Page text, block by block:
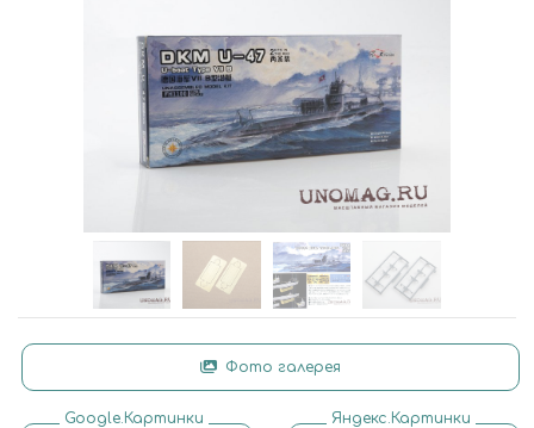
Фото галерея
Google.Картинки
Яндекс.Картинки